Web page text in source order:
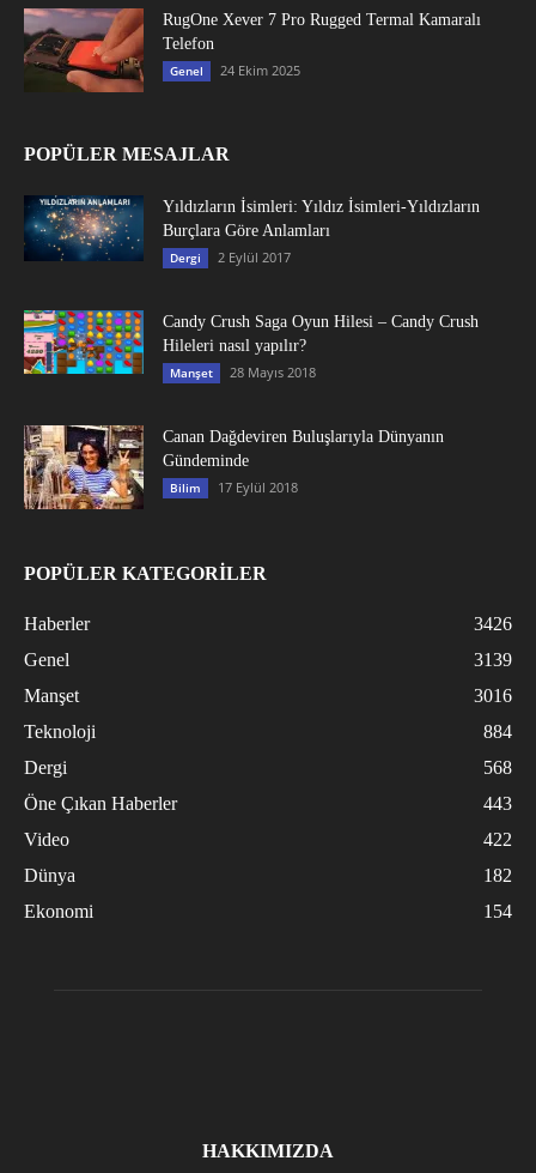
RugOne Xever 7 Pro Rugged Termal Kamaralı
Telefon
Genel 24 Ekim 2025
POPÜLER MESAJLAR
Yıldızların İsimleri: Yıldız İsimleri-Yıldızların
Burçlara Göre Anlamları
Dergi 2 Eylül 2017
Candy Crush Saga Oyun Hilesi – Candy Crush
Hileleri nasıl yapılır?
Manşet 28 Mayıs 2018
Canan Dağdeviren Buluşlarıyla Dünyanın
Gündeminde
Bilim 17 Eylül 2018
POPÜLER KATEGORİLER
Haberler
3426
Genel
3139
Manşet
3016
Teknoloji
884
Dergi
568
Öne Çıkan Haberler
443
Video
422
Dünya
182
Ekonomi
154
HAKKIMIZDA